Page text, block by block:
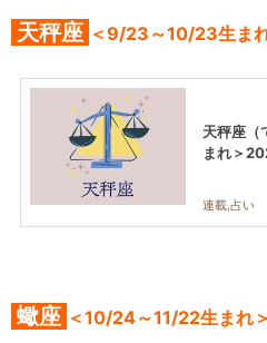
天秤座 ＜9/23～10/23生ま
天秤座
まれ＞
連載,占い
蠍座 ＜10/24～11/22生まれ＞